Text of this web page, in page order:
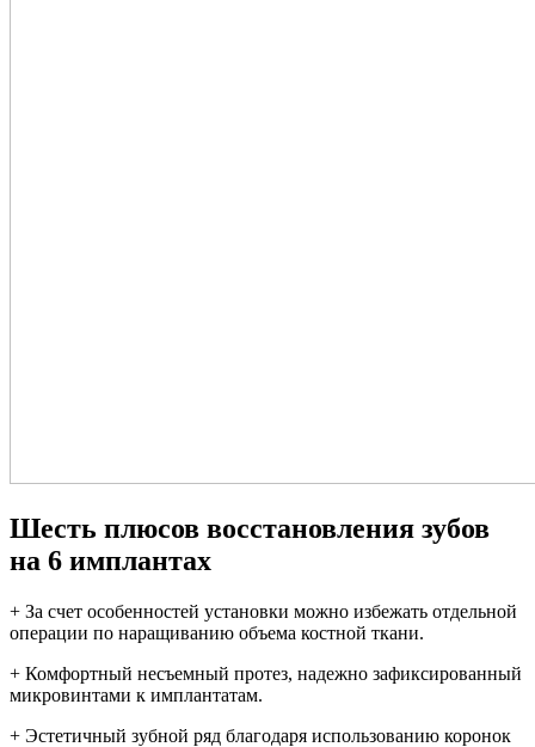
Шесть плюсов восстановления зубов
на 6 имплантах
+ За счет особенностей установки можно избежать отдельной
операции по наращиванию объема костной ткани.
+ Комфортный несъемный протез, надежно зафиксированный
микровинтами к имплантатам.
+ Эстетичный зубной ряд благодаря использованию коронок